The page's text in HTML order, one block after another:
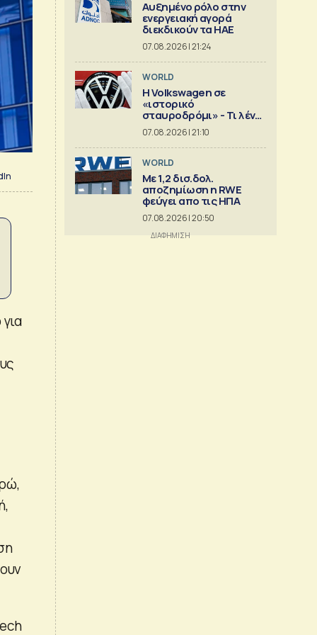
Αυξημένο ρόλο στην
ενεργειακή αγορά
διεκδικούν τα ΗΑΕ
07.08.2026 | 21:24
WORLD
Η Volkswagen σε
«ιστορικό
σταυροδρόμι» - Τι λένε
οι οικογένειες που την
ελέγχουν
07.08.2026 | 21:10
WORLD
Με 1,2 δισ.δολ.
αποζημίωση η RWE
φεύγει απο τις ΗΠΑ
07.08.2026 | 20:50